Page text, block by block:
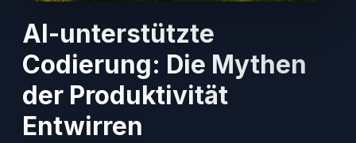
AI-unterstützte
Codierung: Die Mythen
der Produktivität
Entwirren